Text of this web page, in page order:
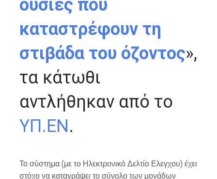
ουσίες που
καταστρέφουν τη
στιβάδα του όζοντος»,
τα κάτωθι
αντλήθηκαν από το
ΥΠ.ΕΝ.
Το σύστημα (με το Ηλεκτρονικό Δελτίο Ελεγχου) έχει
στόχο να καταγράψει το σύνολο των μονάδων